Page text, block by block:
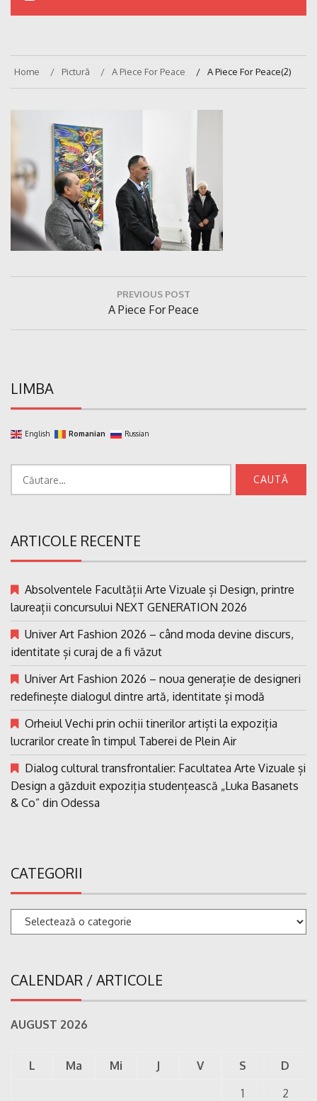
Home Pictură A Piece For Peace A Piece For Peace(2)
PREVIOUS POST
Previous
Post:
A Piece For Peace
LIMBA
English Romanian Russian
ARTICOLE RECENTE
Absolventele Facultății Arte Vizuale și Design, printre
laureații concursului NEXT GENERATION 2026
Univer Art Fashion 2026 – când moda devine discurs,
identitate și curaj de a fi văzut
Univer Art Fashion 2026 – noua generație de designeri
redefinește dialogul dintre artă, identitate și modă
Orheiul Vechi prin ochii tinerilor artiști la expoziția
lucrarilor create în timpul Taberei de Plein Air
Dialog cultural transfrontalier: Facultatea Arte Vizuale și
Design a găzduit expoziția studențească „Luka Basanets
& Co” din Odessa
CATEGORII
Categorii
CALENDAR / ARTICOLE
AUGUST 2026
L Ma Mi J V S
D
1
2